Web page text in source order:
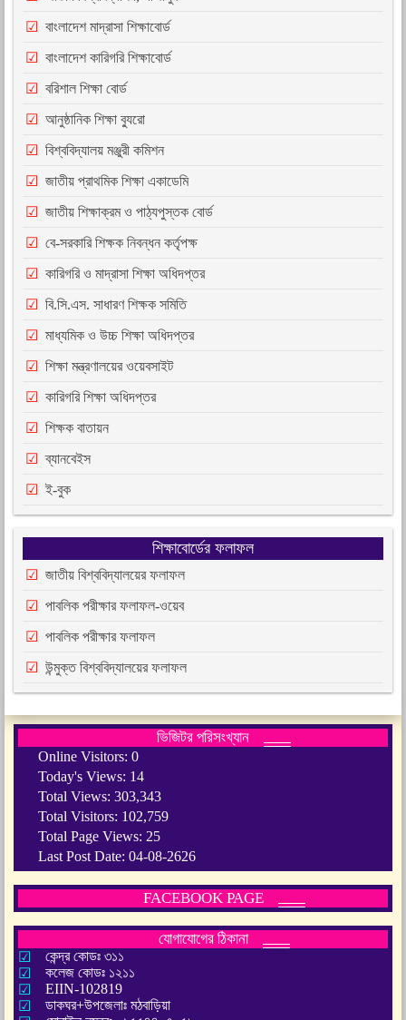
বাংলাদেশ মাদ্রাসা শিক্ষাবোর্ড
বাংলাদেশ কারিগরি শিক্ষাবোর্ড
বরিশাল শিক্ষা বোর্ড
আনুষ্ঠানিক শিক্ষা ব্যুরো
বিশ্ববিদ্যালয় মঞ্জুরী কমিশন
জাতীয় প্রাথমিক শিক্ষা একাডেমি
জাতীয় শিক্ষাক্রম ও পাঠ্যপুস্তক বোর্ড
বে-সরকারি শিক্ষক নিবন্ধন কর্তৃপক্ষ
কারিগরি ও মাদ্রাসা শিক্ষা অধিদপ্তর
বি.সি.এস. সাধারণ শিক্ষক সমিতি
মাধ্যমিক ও উচ্চ শিক্ষা অধিদপ্তর
শিক্ষা মন্ত্রণালয়ের ওয়েবসাইট
কারিগরি শিক্ষা অধিদপ্তর
শিক্ষক বাতায়ন
ব্যানবেইস
ই-বুক
শিক্ষাবোর্ডের ফলাফল
জাতীয় বিশ্ববিদ্যালয়ের ফলাফল
পাবলিক পরীক্ষার ফলাফল-ওয়েব
পাবলিক পরীক্ষার ফলাফল
উন্মুক্ত বিশ্ববিদ্যালয়ের ফলাফল
ভিজিটর পরিসংখ্যান
Online Visitors: 0
Today's Views: 14
Total Views: 303,343
Total Visitors: 102,759
Total Page Views: 25
Last Post Date: 04-08-2626
FACEBOOK PAGE
যোগাযোগের ঠিকানা
কেন্দ্র কোডঃ ৩১১
কলেজ কোডঃ ১২১১
EIIN-102819
ডাকঘর+উপজেলাঃ মঠবাড়িয়া